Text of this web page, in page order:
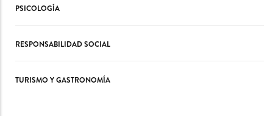
PSICOLOGÍA
RESPONSABILIDAD SOCIAL
TURISMO Y GASTRONOMÍA